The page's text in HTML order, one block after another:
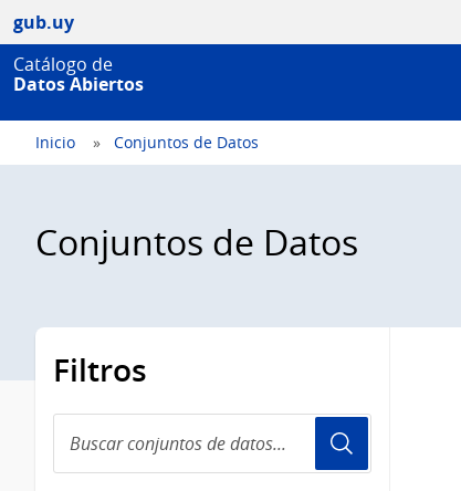
gub.uy
Catálogo de
Datos Abiertos
Inicio Conjuntos de Datos
Conjuntos de Datos
Filtros
conjuntos
de